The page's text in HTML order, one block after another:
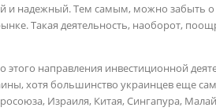
и надежный. Тем самым, можно забыть о
Такая деятельность, наоборот,
направления инвестиционной
хотя большинство украинцев еще
Израиля, Китая, Сингапура,